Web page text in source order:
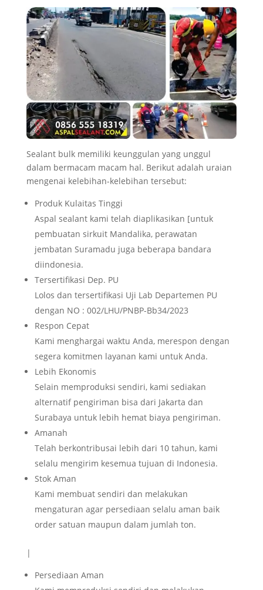
Sealant bulk memiliki keunggulan yang unggul
dalam bermacam macam hal. Berikut adalah uraian
mengenai kelebihan-kelebihan tersebut:
Produk Kulaitas Tinggi
Aspal sealant kami telah diaplikasikan [untuk
pembuatan sirkuit Mandalika, perawatan
jembatan Suramadu juga beberapa bandara
diindonesia.
Tersertifikasi Dep. PU
Lolos dan tersertifikasi Uji Lab Departemen PU
dengan NO : 002/LHU/PNBP-Bb34/2023
Respon Cepat
Kami menghargai waktu Anda, merespon dengan
segera komitmen layanan kami untuk Anda.
Lebih Ekonomis
Selain memproduksi sendiri, kami sediakan
alternatif pengiriman bisa dari Jakarta dan
Surabaya untuk lebih hemat biaya pengiriman.
Amanah
Telah berkontribusai lebih dari 10 tahun, kami
selalu mengirim kesemua tujuan di Indonesia.
Stok Aman
Kami membuat sendiri dan melakukan
mengaturan agar persediaan selalu aman baik
order satuan maupun dalam jumlah ton.
|
Persediaan Aman